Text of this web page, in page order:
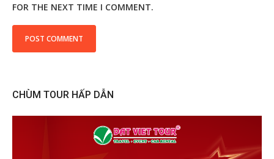
FOR THE NEXT TIME I COMMENT.
CHÙM TOUR HẤP DẪN